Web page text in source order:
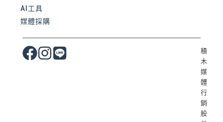
AI工具
媒體採購
積
木
媒
體
行
銷
股